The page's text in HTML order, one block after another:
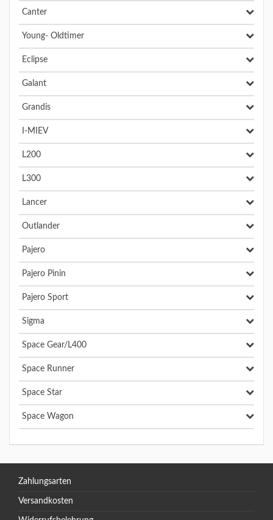
Canter
Young- Oldtimer
Eclipse
Galant
Grandis
I-MIEV
L200
L300
Lancer
Outlander
Pajero
Pajero Pinin
Pajero Sport
Sigma
Space Gear/L400
Space Runner
Space Star
Space Wagon
Zahlungsarten
Versandkosten